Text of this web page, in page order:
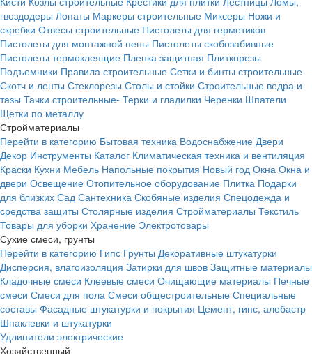
гвоздодеры Лопаты Маркеры строительные Миксеры Ножи и
скребки Отвесы строительные Пистолеты для герметиков
Пистолеты для монтажной пены Пистолеты скобозабивные
Пистолеты термоклеящие Пленка защитная Плиткорезы
Подъемники Правила строительные Сетки и бинты строительные
Скотч и ленты Стеклорезы Столы и стойки Строительные ведра и
тазы Тачки строительные- Терки и гладилки Черенки Шпатели
Щетки по металлу
Стройматериалы
Перейти в категорию Бытовая техника Водоснабжение Двери
Декор Инструменты Каталог Климатическая техника и вентиляция
Краски Кухни Мебель Напольные покрытия Новый год Окна Окна и
двери Освещение Отопительное оборудование Плитка Подарки
для близких Сад Сантехника Скобяные изделия Спецодежда и
средства защиты Столярные изделия Стройматериалы Текстиль
Товары для уборки Хранение Электротовары
Сухие смеси, грунты
Перейти в категорию Гипс Грунты Декоративные штукатурки
Дисперсия, влагоизоляция Затирки для швов Защитные материалы
Кладочные смеси Клеевые смеси Очищающие материалы Печные
смеси Смеси для пола Смеси общестроительные Специальные
составы Фасадные штукатурки и покрытия Цемент, гипс, алебастр
Шпаклевки и штукатурки
Удлинители электрические
Хозяйственный